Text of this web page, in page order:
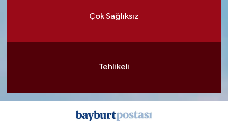
Çok Sağlıksız
Tehlikeli